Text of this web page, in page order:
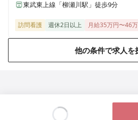
東武東上線「柳瀬川駅」徒歩9分
訪問看護 週休2日以上 月給35万円〜46
他の条件で求人を